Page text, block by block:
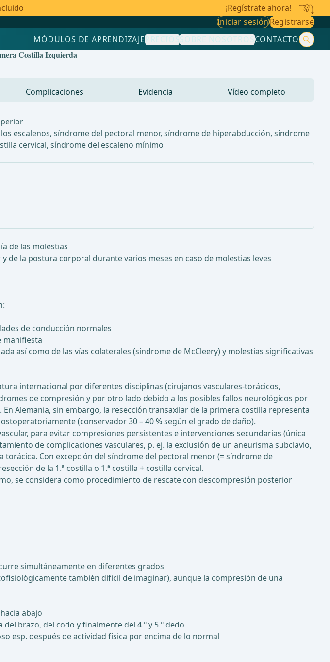
¡Regístrate ahora!
Iniciar sesiónRegistrarse
MÓDULOS DE APRENDIZAJEPRECIOSSOBRE NOSOTROSCONTACTO
Costilla Izquierda
Complicaciones Evidencia Vídeo completo
escalenos, síndrome del pectoral menor, síndrome de hiperabducción, síndrome
cervical, síndrome del escaleno mínimo
de las molestias
la postura corporal durante varios meses en caso de molestias leves
de conducción normales
manifiesta
así como de las vías colaterales (síndrome de McCleery) y molestias significativas
internacional por diferentes disciplinas (cirujanos vasculares-torácicos,
de compresión y por otro lado debido a los posibles fallos neurológicos por
Alemania, sin embargo, la resección transaxilar de la primera costilla representa
(conservador 30 – 40 % según el grado de daño).
para evitar compresiones persistentes e intervenciones secundarias (única
de complicaciones vasculares, p. ej. la exclusión de un aneurisma subclavio,
Con excepción del síndrome del pectoral menor (= síndrome de
de la 1.ª costilla o 1.ª costilla + costilla cervical.
se considera como procedimiento de rescate con descompresión posterior
simultáneamente en diferentes grados
también difícil de imaginar), aunque la compresión de una
abajo
brazo, del codo y finalmente del 4.º y 5.º dedo
esp. después de actividad física por encima de lo normal